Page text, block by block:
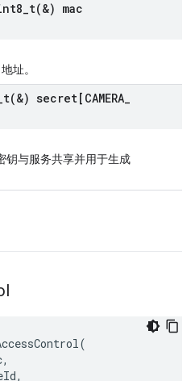
&) mac
址。
&) secret[CAMERA
钥与服务共享并用于生成
(
,
,